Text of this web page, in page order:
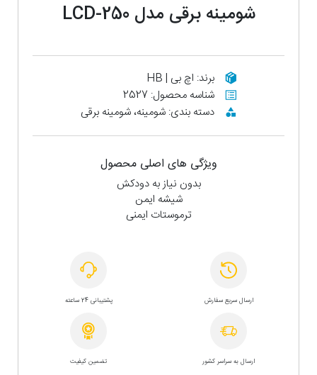
شومینه برقی مدل LCD-250
برند: اچ بی | HB
شناسه محصول: 2527
دسته بندی: شومینه، شومینه برقی
ویژگی های اصلی محصول
بدون نیاز به دودکش
شیشه ایمن
ترموستات ایمنی
ارسال سریع سفارش پشتیبانی 24 ساعته
ارسال به سراسر کشور تضمین کیفیت